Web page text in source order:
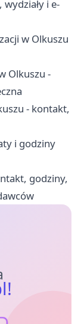
i e-
w Olkuszu
Olkuszu -
- kontakt,
i godziny
godziny,